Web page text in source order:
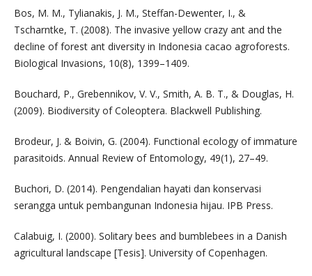
Bos, M. M., Tylianakis, J. M., Steffan-Dewenter, I., &
Tscharntke, T. (2008). The invasive yellow crazy ant and the
decline of forest ant diversity in Indonesia cacao agroforests.
Biological Invasions, 10(8), 1399–1409.
Bouchard, P., Grebennikov, V. V., Smith, A. B. T., & Douglas, H.
(2009). Biodiversity of Coleoptera. Blackwell Publishing.
Brodeur, J. & Boivin, G. (2004). Functional ecology of immature
parasitoids. Annual Review of Entomology, 49(1), 27–49.
Buchori, D. (2014). Pengendalian hayati dan konservasi
serangga untuk pembangunan Indonesia hijau. IPB Press.
Calabuig, I. (2000). Solitary bees and bumblebees in a Danish
agricultural landscape [Tesis]. University of Copenhagen.